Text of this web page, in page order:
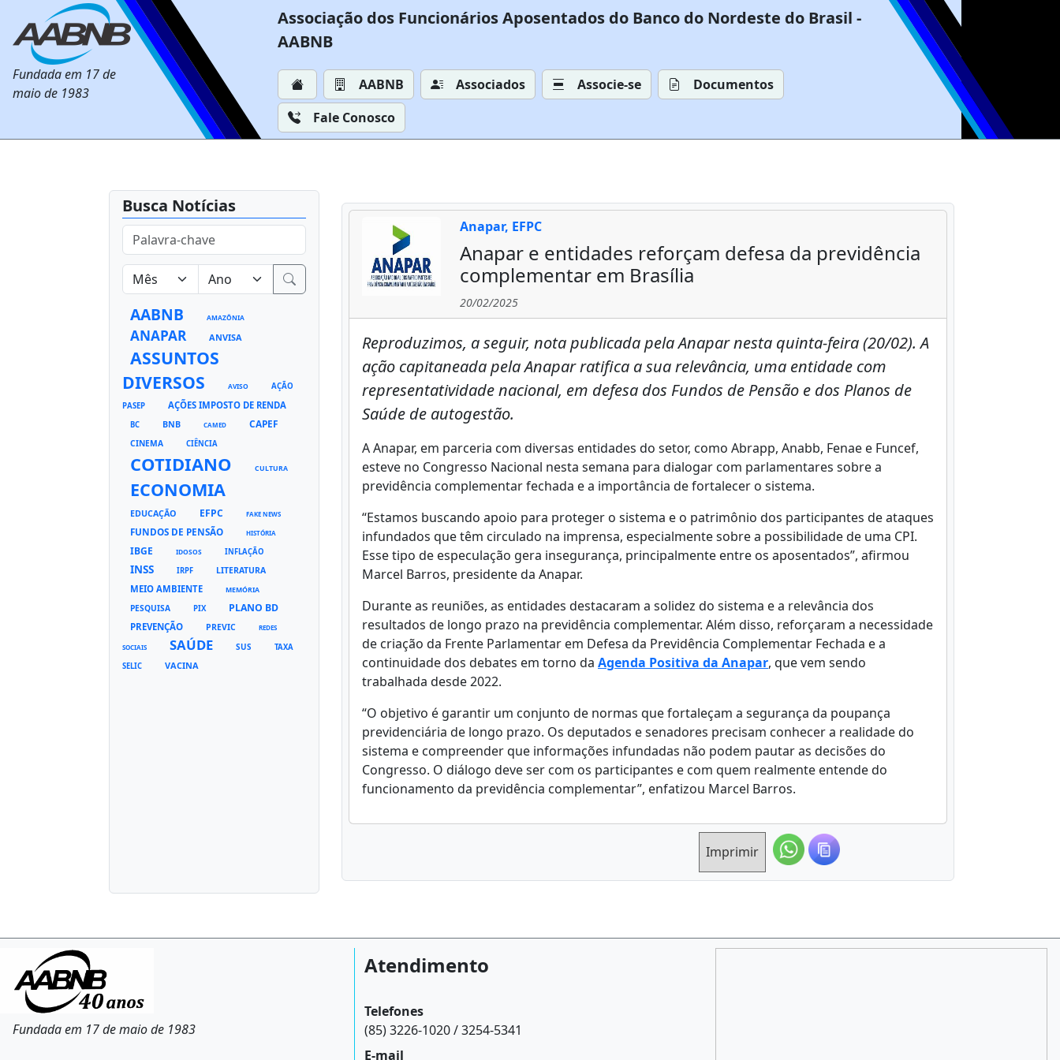
Fundada em 17 de
maio de 1983
Associação dos Funcionários Aposentados do Banco do Nordeste do Brasil -
AABNB
AABNB Associados Associe-se
Documentos
Fale Conosco
Busca Notícias
AABNB AMAZÔNIA
ANAPAR ANVISA
ASSUNTOS
DIVERSOS
AVISO
AÇÃO
PASEP
AÇÕES IMPOSTO DE RENDA
BC BNB CAMED CAPEF
CINEMA CIÊNCIA
COTIDIANO CULTURA
ECONOMIA
EDUCAÇÃO EFPC FAKE NEWS
FUNDOS DE PENSÃO HISTÓRIA
IBGE IDOSOS INFLAÇÃO
INSS IRPF LITERATURA
MEIO AMBIENTE MEMÓRIA
PESQUISA PIX PLANO BD
PREVENÇÃO PREVIC REDES
SOCIAIS SAÚDE SUS
TAXA
SELIC
VACINA
Anapar, EFPC
Anapar e entidades reforçam defesa da previdência
complementar em Brasília
20/02/2025
Reproduzimos, a seguir, nota publicada pela Anapar nesta quinta-feira (20/02). A
ação capitaneada pela Anapar ratifica a sua relevância, uma entidade com
representatividade nacional, em defesa dos Fundos de Pensão e dos Planos de
Saúde de autogestão.
A Anapar, em parceria com diversas entidades do setor, como Abrapp, Anabb, Fenae e Funcef,
esteve no Congresso Nacional nesta semana para dialogar com parlamentares sobre a
previdência complementar fechada e a importância de fortalecer o sistema.
“Estamos buscando apoio para proteger o sistema e o patrimônio dos participantes de ataques
infundados que têm circulado na imprensa, especialmente sobre a possibilidade de uma CPI.
Esse tipo de especulação gera insegurança, principalmente entre os aposentados”, afirmou
Marcel Barros, presidente da Anapar.
Durante as reuniões, as entidades destacaram a solidez do sistema e a relevância dos
resultados de longo prazo na previdência complementar. Além disso, reforçaram a necessidade
de criação da Frente Parlamentar em Defesa da Previdência Complementar Fechada e a
continuidade dos debates em torno da Agenda Positiva da Anapar, que vem sendo
trabalhada desde 2022.
“O objetivo é garantir um conjunto de normas que fortaleçam a segurança da poupança
previdenciária de longo prazo. Os deputados e senadores precisam conhecer a realidade do
sistema e compreender que informações infundadas não podem pautar as decisões do
Congresso. O diálogo deve ser com os participantes e com quem realmente entende do
funcionamento da previdência complementar”, enfatizou Marcel Barros.
Imprimir
Fundada em 17 de maio de 1983
Atendimento
Telefones
(85) 3226-1020 / 3254-5341
E-mail